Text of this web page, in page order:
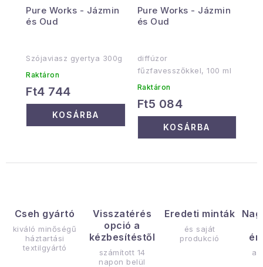
Cseh gyártó
kiváló minőségű
háztartási
textilgyártó
Visszatérés
opció a
kézbesítéstől
számított 14
napon belül
Eredeti minták
és saját
produkció
Pure Works - Jázmin
és Oud
Szójaviasz gyertya 300g
Raktáron
Ft4 744
KOSÁRBA
Pure Works - Jázmin
és Oud
diffúzor
fűzfavesszőkkel, 100 ml
Raktáron
Ft5 084
KOSÁRBA